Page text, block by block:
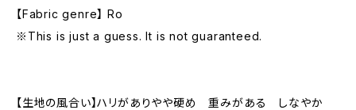
【Fabric genre】 Ro
※This is just a guess. It is not guaranteed.
【生地の風合い】ハリがありやや硬め 重みがある しなやか